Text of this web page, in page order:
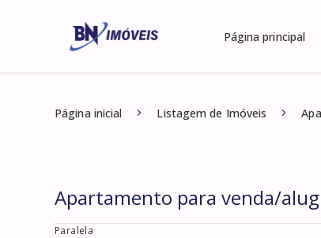
Página principal
Página inicial Listagem de Imóveis
Apartamento para venda/
Paralela